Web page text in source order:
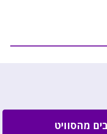
מהסוויט